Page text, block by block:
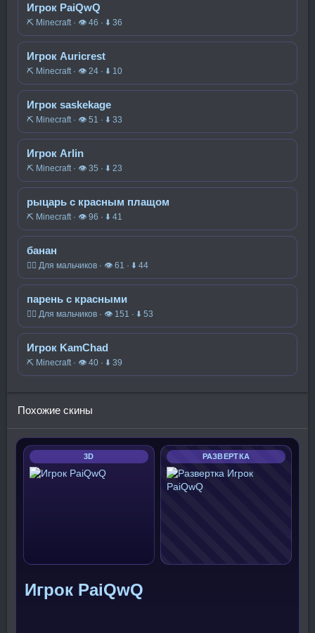
Игрок PaiQwQ
⛏️ Minecraft · 👁 46 · ⬇ 36
Игрок Auricrest
⛏️ Minecraft · 👁 24 · ⬇ 10
Игрок saskekage
⛏️ Minecraft · 👁 51 · ⬇ 33
Игрок Arlin
⛏️ Minecraft · 👁 35 · ⬇ 23
рыцарь с красным плащом
⛏️ Minecraft · 👁 96 · ⬇ 41
банан
🧍‍♂️ Для мальчиков · 👁 61 · ⬇ 44
парень с красными
🧍‍♂️ Для мальчиков · 👁 151 · ⬇ 53
Игрок KamChad
⛏️ Minecraft · 👁 40 · ⬇ 39
Похожие скины
3D РАЗВЕРТКА
Игрок PaiQwQ